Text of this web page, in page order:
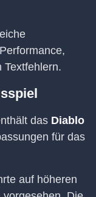
Textfehlern.
das Diablo
für das
auf höheren